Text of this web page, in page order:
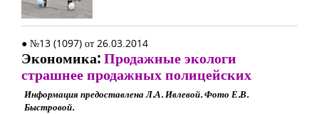
● №13 (1097) от 26.03.2014
Экономика:Продажные экологи
страшнее продажных полицейских
Информация предоставлена Л.А. Ивлевой. Фото Е.В.
Быстровой.